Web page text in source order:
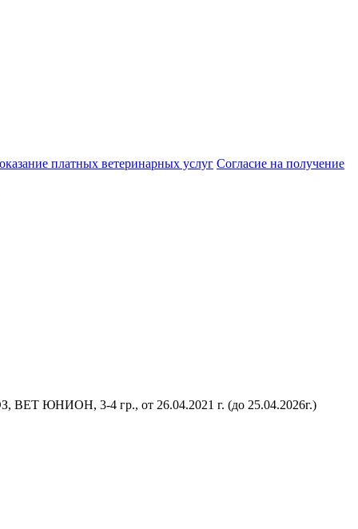
платных ветеринарных услуг Cогласие на получение
ВЕТ ЮНИОН, 3-4 гр., от 26.04.2021 г. (до 25.04.2026г.)